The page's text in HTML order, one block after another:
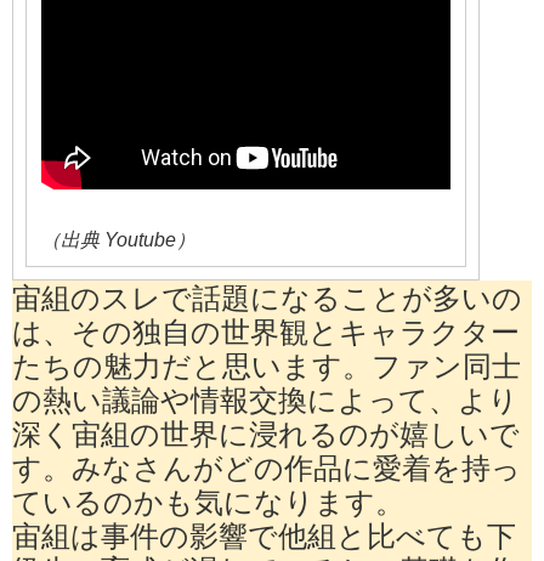
（出典 Youtube）
宙組のスレで話題になることが多いの
は、その独自の世界観とキャラクター
たちの魅力だと思います。ファン同士
の熱い議論や情報交換によって、より
深く宙組の世界に浸れるのが嬉しいで
す。みなさんがどの作品に愛着を持っ
ているのかも気になります。
宙組は事件の影響で他組と比べても下